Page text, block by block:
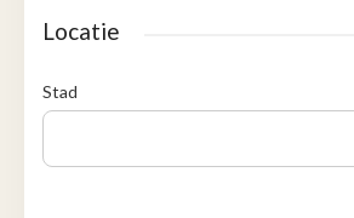
Locatie
Stad